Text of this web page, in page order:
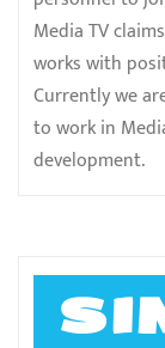
Media TV
works with
Currently we
to work in
development.